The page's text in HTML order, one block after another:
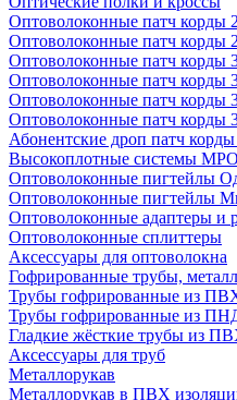
Оптоволоконные патч корды
Оптоволоконные патч корды
Оптоволоконные патч корды
Оптоволоконные патч корды
Оптоволоконные патч корды
Оптоволоконные патч корды
Абонентские дроп патч
Высокоплотные системы
Оптоволоконные пигтейлы
Оптоволоконные пигтейлы
Оптоволоконные адаптеры и
Оптоволоконные сплиттеры
Аксессуары для оптоволокна
Гофрированные трубы,
Трубы гофрированные из
Трубы гофрированные из
Гладкие жёсткие трубы из
Аксессуары для труб
Металлорукав
Металлорукав в ПВХ